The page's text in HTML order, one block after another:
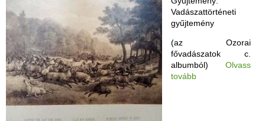
Vadászattörténeti
gyűjtemény
(az Ozorai
fővadászatok c.
albumból) Olvass
tovább